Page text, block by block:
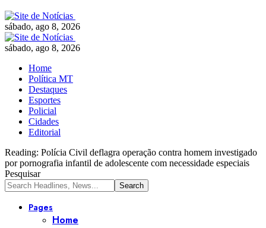
sábado, ago 8, 2026
sábado, ago 8, 2026
Home
Política MT
Destaques
Esportes
Policial
Cidades
Editorial
Reading: Polícia Civil deflagra operação contra homem investigado
por pornografia infantil de adolescente com necessidade especiais
Pesquisar
Pages
Home